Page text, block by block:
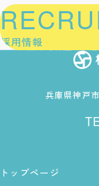
設立から50年以
やりがいあ
で、自分らしい
採用情報
兵庫県神戸
トップページ